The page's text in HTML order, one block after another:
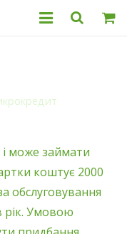
може займати
коштує 2000
обслуговування
рік. Умовою